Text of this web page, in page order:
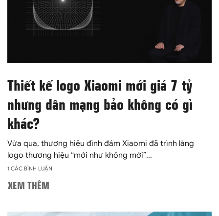
Thiết kế logo Xiaomi mới giá 7 tỷ
nhưng dân mạng bảo không có gì
khác?
Vừa qua, thương hiệu đình đám Xiaomi đã trình làng
logo thương hiệu “mới như không mới”...
1 CÁC BÌNH LUẬN
XEM THÊM